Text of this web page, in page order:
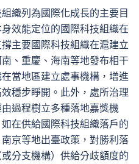
織列為國際化成長的主要目
效能定位的國際科技組織在
主要國際科技組織在滬建立
、重慶、海南等地發布相干
當地區建立處事機構，增進
穩步睜開。此外，處所治理
過程樹立多種落地嘉獎機
在供給國際科技組織落戶的
京等地出臺政策，對勝利落
分支機構）供給分歧額度的